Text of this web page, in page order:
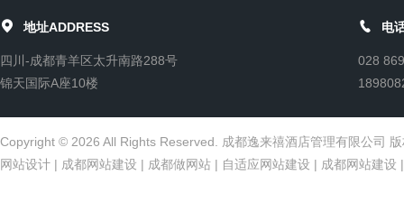
 地址ADDRESS
四川-成都青羊区太升南路288号
锦天国际A座10楼
 电
028
Copyright © 2026 All Rights Reserved. 成都逸来禧酒店管理有限公司
网站设计 | 成都网站建设 | 成都做网站 | 自适应网站建设 | 成都网站建设